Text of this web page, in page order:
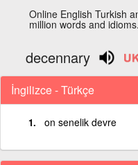
Online English Turkish
million words and idioms.
decennary
İngilizce - Türkçe
on senelik devre